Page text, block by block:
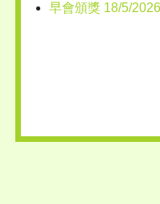
早會頒獎 18/5/2026